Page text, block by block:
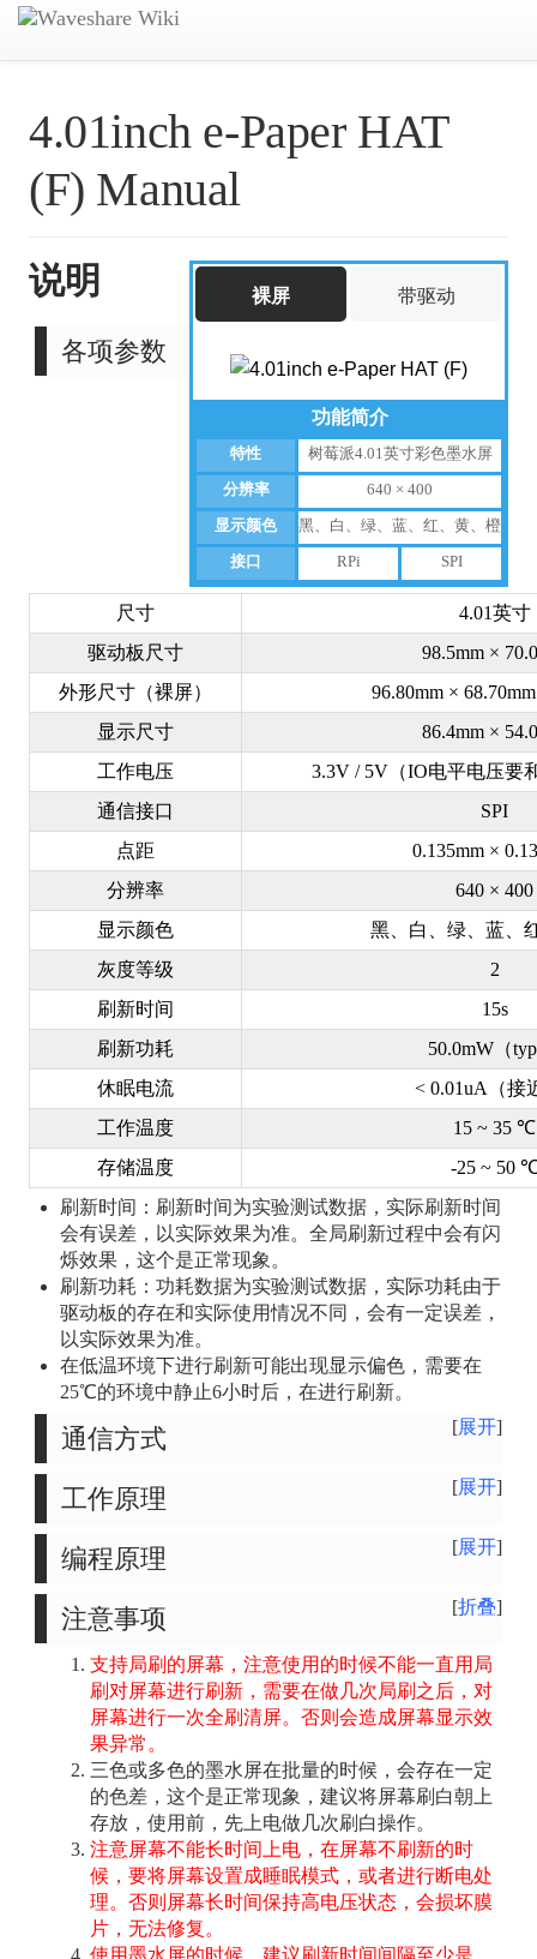
4.01inch e-Paper HAT
(F) Manual
裸屏 带驱动
功能简介
特性 树莓派4.01英寸彩色墨水屏
分辨率 640 × 400
显示颜色 黑、白、绿、蓝、红、黄、橙
接口 RPi SPI
说明
各项参数
尺寸
4.01英寸
驱动板尺寸
98.5mm ×
外形尺寸（裸屏）
96.80mm ×
显示尺寸
86.4mm ×
工作电压
3.3V / 5V（IO电平电压要
通信接口
SPI
点距
0.135mm ×
分辨率
640 × 400
显示颜色
黑、白、绿、蓝、
灰度等级
2
刷新时间
15s
刷新功耗
50.0mW（
休眠电流
< 0.01uA（接
工作温度
15 ~ 35 ℃
存储温度
-25 ~ 50
刷新时间：刷新时间为实验测试数据，实际刷新时间
会有误差，以实际效果为准。全局刷新过程中会有闪
烁效果，这个是正常现象。
刷新功耗：功耗数据为实验测试数据，实际功耗由于
驱动板的存在和实际使用情况不同，会有一定误差，
以实际效果为准。
在低温环境下进行刷新可能出现显示偏色，需要在
25℃的环境中静止6小时后，在进行刷新。
展开
通信方式
展开
工作原理
展开
编程原理
折叠
注意事项
支持局刷的屏幕，注意使用的时候不能一直用局
刷对屏幕进行刷新，需要在做几次局刷之后，对
屏幕进行一次全刷清屏。否则会造成屏幕显示效
果异常。
三色或多色的墨水屏在批量的时候，会存在一定
的色差，这个是正常现象，建议将屏幕刷白朝上
存放，使用前，先上电做几次刷白操作。
注意屏幕不能长时间上电，在屏幕不刷新的时
候，要将屏幕设置成睡眠模式，或者进行断电处
理。否则屏幕长时间保持高电压状态，会损坏膜
片，无法修复。
使用墨水屏的时候，建议刷新时间间隔至少是